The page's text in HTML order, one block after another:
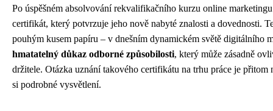
Po úspěšném absolvování rekvalifikačního kurzu online
certifikát, který potvrzuje jeho nově nabyté znalosti a dovednosti.
pouhým kusem papíru – v dnešním dynamickém světě digitálního
hmatatelný důkaz odborné způsobilosti, který může zásadně
držitele. Otázka uznání takového certifikátu na trhu práce je přitom
si podrobné vysvětlení.